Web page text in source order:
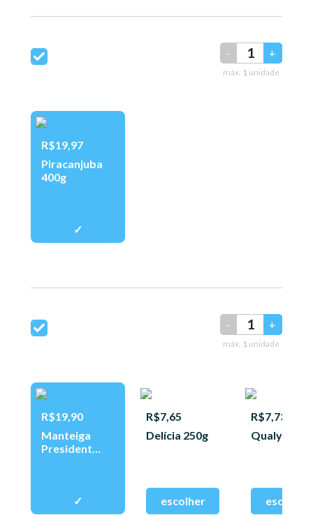
- +
máx. 1 unidade
R$19,97
Piracanjuba
400g
- +
máx. 1 unidade
R$19,90
Manteiga
President
R$7,65
Delícia 250g
R$7,73
Qualy 250g